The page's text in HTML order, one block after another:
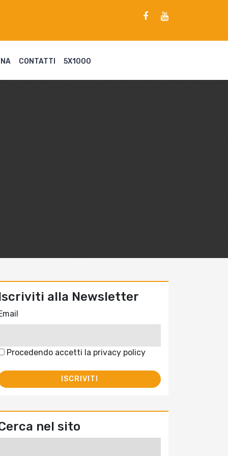
CONTATTI 5X1000
alla Newsletter
Procedendo accetti la privacy policy
nel sito